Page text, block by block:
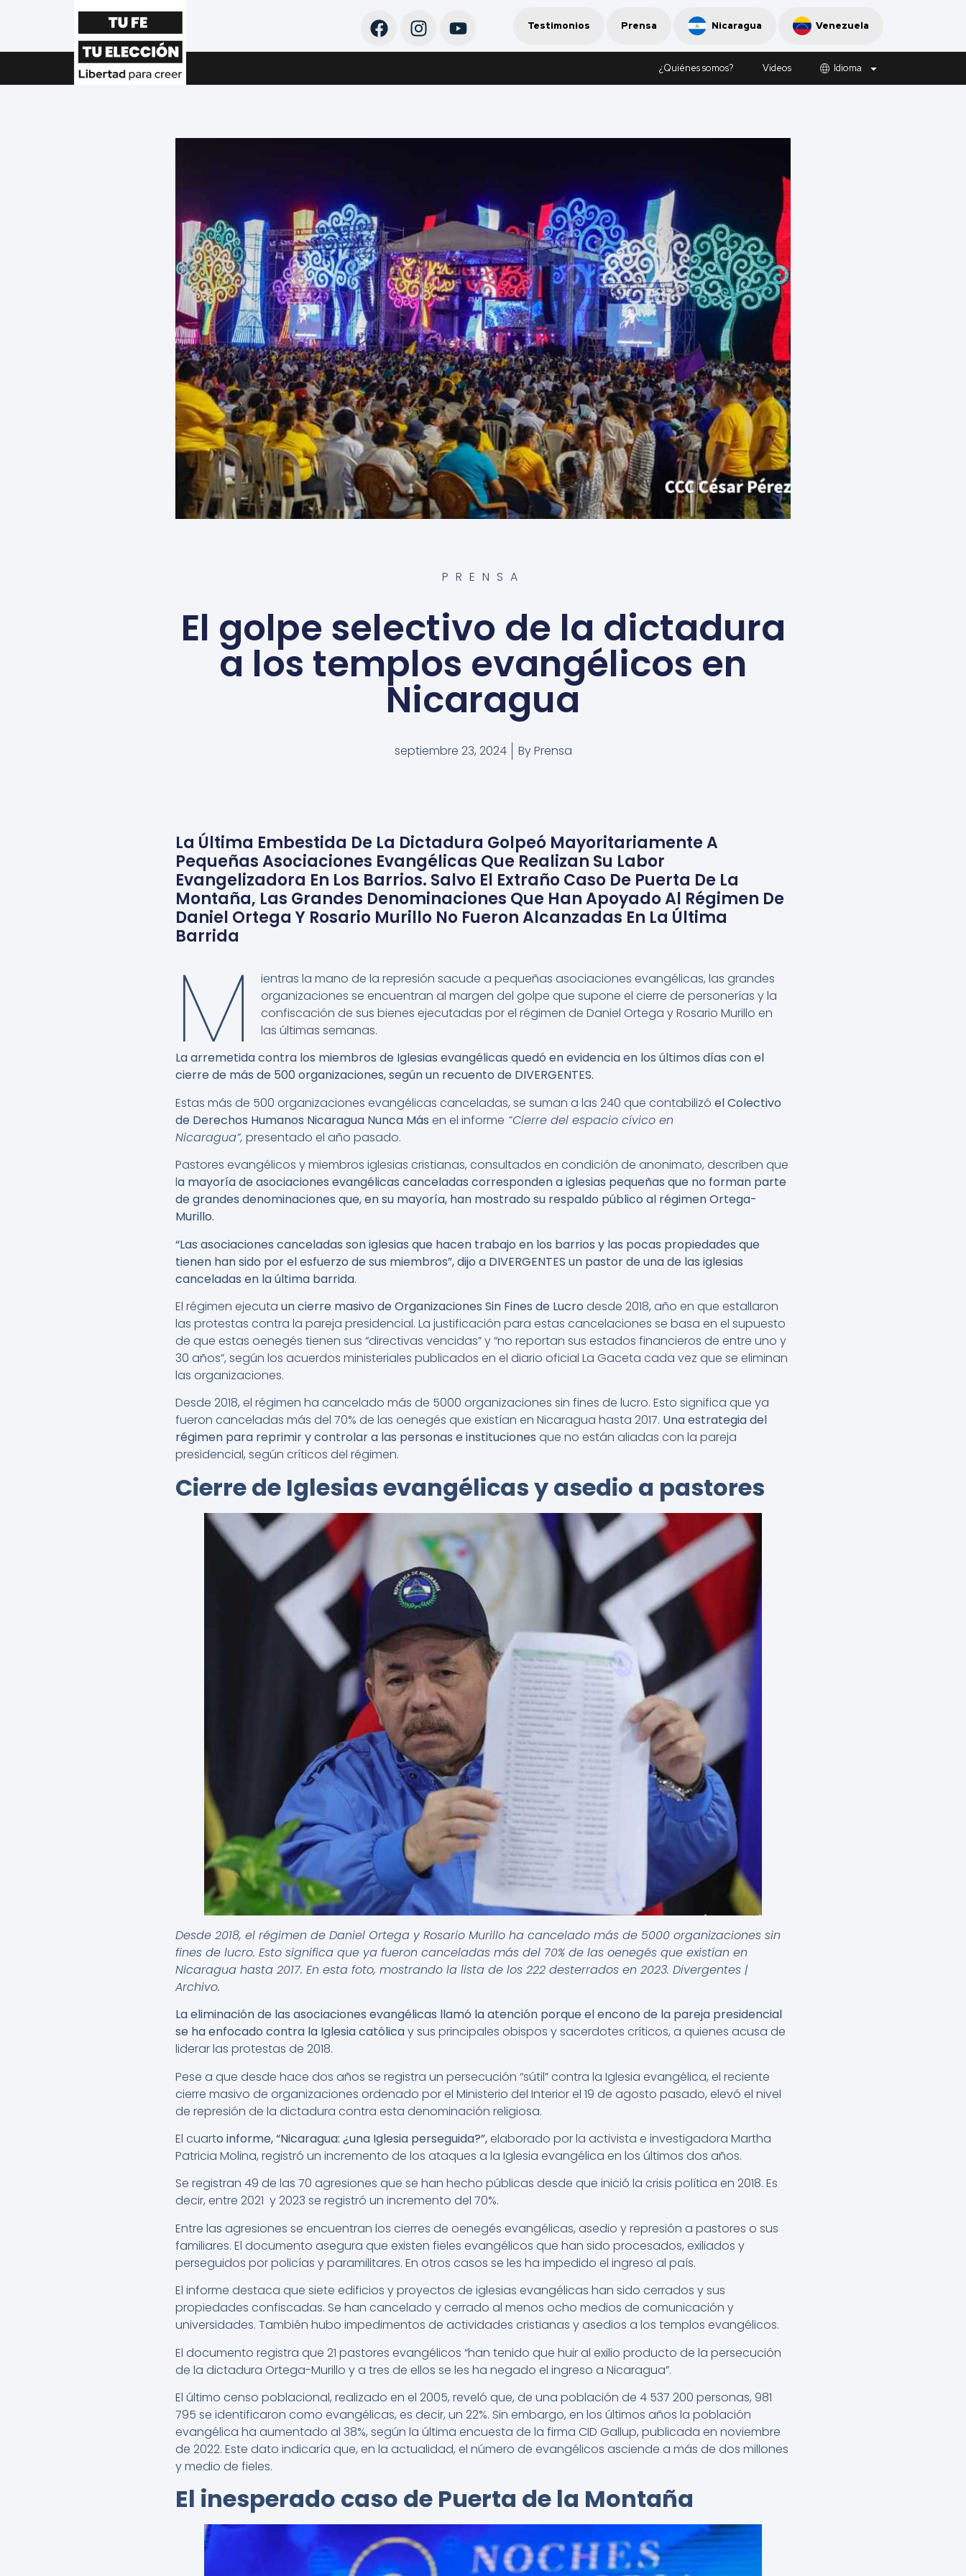
Testimonios Prensa Nicaragua Venezuela
¿Quiénes somos? Videos Idioma
PRENSA
El golpe selectivo de la dictadura
a los templos evangélicos en
Nicaragua
septiembre 23, 2024 ByPrensa
La Última Embestida De La Dictadura Golpeó Mayoritariamente A
Pequeñas Asociaciones Evangélicas Que Realizan Su Labor
Evangelizadora En Los Barrios. Salvo El Extraño Caso De Puerta De La
Montaña, Las Grandes Denominaciones Que Han Apoyado Al Régimen De
Daniel Ortega Y Rosario Murillo No Fueron Alcanzadas En La Última
Barrida
M
ientras la mano de la represión sacude a pequeñas asociaciones evangélicas, las grandes
organizaciones se encuentran al margen del golpe que supone el cierre de personerías y la
confiscación de sus bienes ejecutadas por el régimen de Daniel Ortega y Rosario Murillo en
las últimas semanas.
La arremetida contra los miembros de Iglesias evangélicas quedó en evidencia en los últimos días con el
cierre de más de 500 organizaciones, según un recuento de DIVERGENTES.
Estas más de 500 organizaciones evangélicas canceladas, se suman a las 240 que contabilizó el Colectivo
de Derechos Humanos Nicaragua Nunca Más en el informe “Cierre del espacio cívico en
Nicaragua”, presentado el año pasado.
Pastores evangélicos y miembros iglesias cristianas, consultados en condición de anonimato, describen que
la mayoría de asociaciones evangélicas canceladas corresponden a iglesias pequeñas que no forman parte
de grandes denominaciones que, en su mayoría, han mostrado su respaldo público al régimen Ortega-
Murillo.
“Las asociaciones canceladas son iglesias que hacen trabajo en los barrios y las pocas propiedades que
tienen han sido por el esfuerzo de sus miembros”, dijo a DIVERGENTES un pastor de una de las iglesias
canceladas en la última barrida.
El régimen ejecuta un cierre masivo de Organizaciones Sin Fines de Lucro desde 2018, año en que estallaron
las protestas contra la pareja presidencial. La justificación para estas cancelaciones se basa en el supuesto
de que estas oenegés tienen sus “directivas vencidas” y “no reportan sus estados financieros de entre uno y
30 años”, según los acuerdos ministeriales publicados en el diario oficial La Gaceta cada vez que se eliminan
las organizaciones.
Desde 2018, el régimen ha cancelado más de 5000 organizaciones sin fines de lucro. Esto significa que ya
fueron canceladas más del 70% de las oenegés que existían en Nicaragua hasta 2017. Una estrategia del
régimen para reprimir y controlar a las personas e instituciones que no están aliadas con la pareja
presidencial, según críticos del régimen.
Cierre de Iglesias evangélicas y asedio a pastores
Desde 2018, el régimen de Daniel Ortega y Rosario Murillo ha cancelado más de 5000 organizaciones sin
fines de lucro. Esto significa que ya fueron canceladas más del 70% de las oenegés que existían en
Nicaragua hasta 2017. En esta foto, mostrando la lista de los 222 desterrados en 2023. Divergentes |
Archivo.
La eliminación de las asociaciones evangélicas llamó la atención porque el encono de la pareja presidencial
se ha enfocado contra la Iglesia católicay sus principales obispos y sacerdotes críticos, a quienes acusa de
liderar las protestas de 2018.
Pese a que desde hace dos años se registra un persecución “sútil” contra la Iglesia evangélica, el reciente
cierre masivo de organizaciones ordenado por el Ministerio del Interior el 19 de agosto pasado, elevó el nivel
de represión de la dictadura contra esta denominación religiosa.
El cuarto informe, “Nicaragua: ¿una Iglesia perseguida?”,elaborado por la activista e investigadora Martha
Patricia Molina, registró un incremento de los ataques a la Iglesia evangélica en los últimos dos años.
Se registran 49 de las 70 agresiones que se han hecho públicas desde que inició la crisis política en 2018. Es
decir, entre 2021 y 2023 se registró un incremento del 70%.
Entre las agresiones se encuentran los cierres de oenegés evangélicas, asedio y represión a pastores o sus
familiares. El documento asegura que existen fieles evangélicos que han sido procesados, exiliados y
perseguidos por policías y paramilitares. En otros casos se les ha impedido el ingreso al país.
El informe destaca que siete edificios y proyectos de iglesias evangélicas han sido cerrados y sus
propiedades confiscadas. Se han cancelado y cerrado al menos ocho medios de comunicación y
universidades. También hubo impedimentos de actividades cristianas y asedios a los templos evangélicos.
El documento registra que 21 pastores evangélicos “han tenido que huir al exilio producto de la persecución
de la dictadura Ortega-Murillo y a tres de ellos se les ha negado el ingreso a Nicaragua”.
El último censo poblacional, realizado en el 2005, reveló que, de una población de 4 537 200 personas, 981
795 se identificaron como evangélicas, es decir, un 22%. Sin embargo, en los últimos años la población
evangélica ha aumentado al 38%, según la última encuesta de la firma CID Gallup, publicada en noviembre
de 2022. Este dato indicaría que, en la actualidad, el número de evangélicos asciende a más de dos millones
y medio de fieles.
El inesperado caso de Puerta de la Montaña